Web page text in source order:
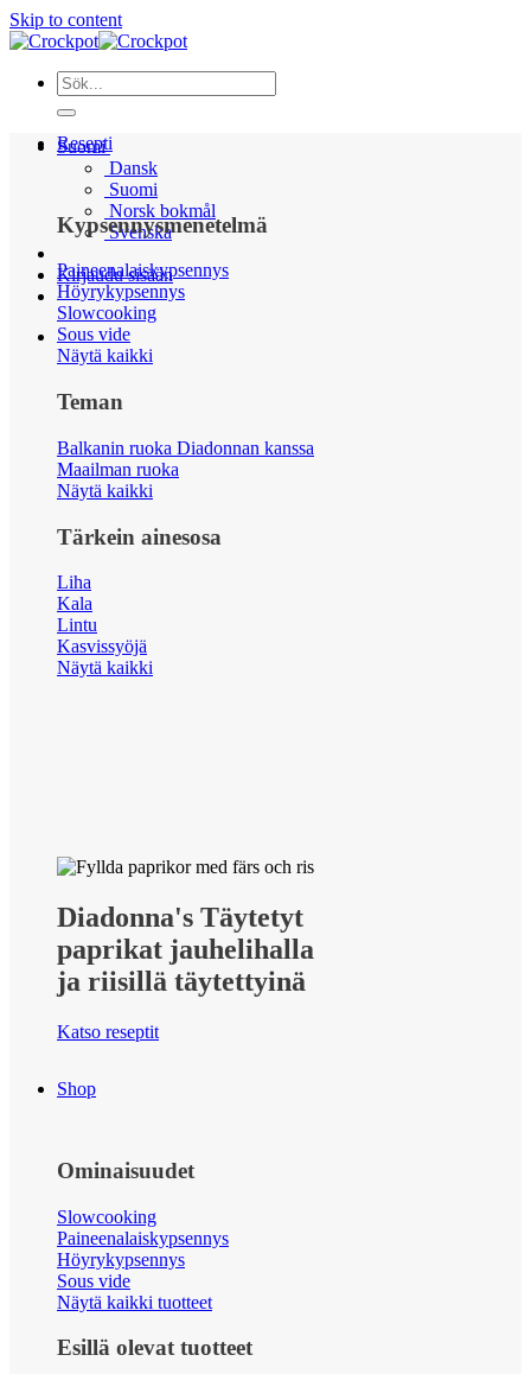
Skip to content
Suomi
Dansk
Suomi
Norsk bokmål
Svenska
Kirjaudu sisään
Resepti
Kypsennysmenetelmä
Paineenalaiskypsennys
Höyrykypsennys
Slowcooking
Sous vide
Näytä kaikki
Teman
Balkanin ruoka Diadonnan kanssa
Maailman ruoka
Näytä kaikki
Tärkein ainesosa
Liha
Kala
Lintu
Kasvissyöjä
Näytä kaikki
Diadonna's Täytetyt
paprikat jauhelihalla
ja riisillä täytettyinä
Katso reseptit
Shop
Ominaisuudet
Slowcooking
Paineenalaiskypsennys
Höyrykypsennys
Sous vide
Näytä kaikki tuotteet
Esillä olevat tuotteet